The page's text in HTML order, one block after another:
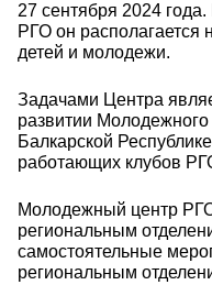
27 сентября 2024
РГО он располагается
детей и молодежи.
Задачами Центра
развитии
Балкарской
работающих клубов
Молодежный центр РГО
региональным
самостоятельные
региональным